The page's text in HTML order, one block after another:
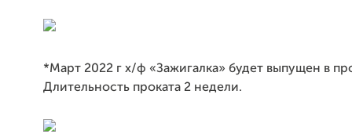
*Март 2022 г х/ф «Зажигалка» будет выпущен в
Длительность проката 2 недели.